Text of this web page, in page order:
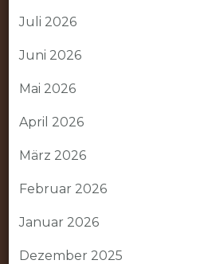
Juli 2026
Juni 2026
Mai 2026
April 2026
März 2026
Februar 2026
Januar 2026
Dezember 2025